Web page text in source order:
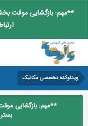
**مهم: بازگشایی موقت
ویدئوکده تخصصی مکانیک
**مهم: بازگشایی
بستر